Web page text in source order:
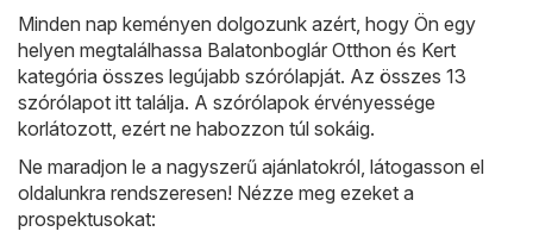
Minden nap keményen dolgozunk azért, hogy Ön egy
helyen megtalálhassa Balatonboglár Otthon és Kert
kategória összes legújabb szórólapját. Az összes 13
szórólapot itt találja. A szórólapok érvényessége
korlátozott, ezért ne habozzon túl sokáig.
Ne maradjon le a nagyszerű ajánlatokról, látogasson el
oldalunkra rendszeresen! Nézze meg ezeket a
prospektusokat: